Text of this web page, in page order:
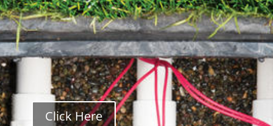
Click Here